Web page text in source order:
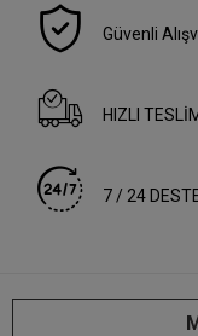
Güvenli
HIZLI
7 / 24